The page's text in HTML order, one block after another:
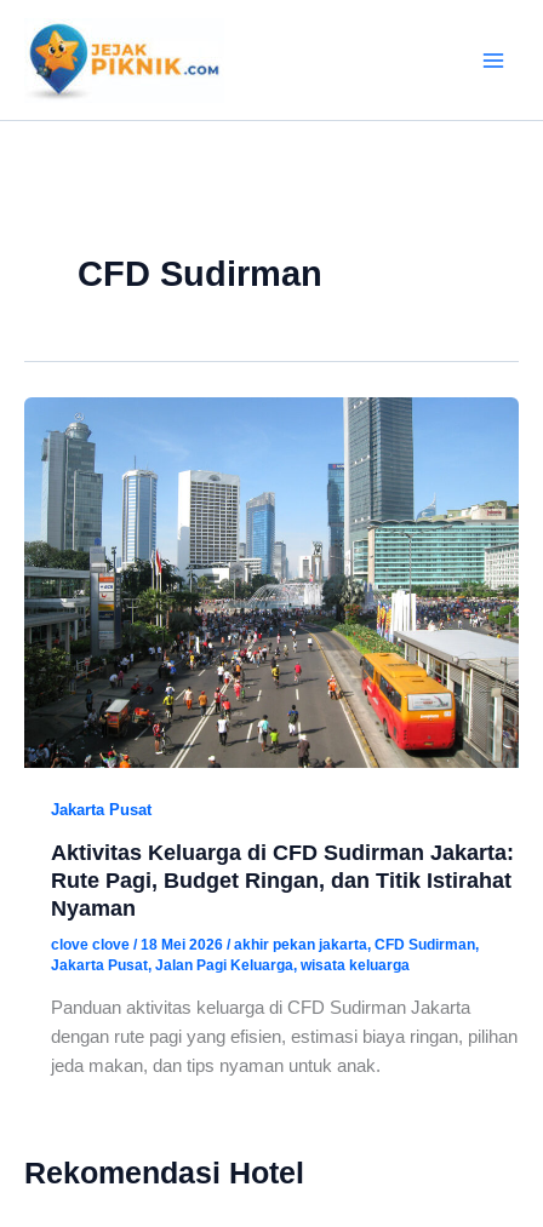
konten
CFD Sudirman
Jakarta Pusat
Aktivitas Keluarga di CFD Sudirman Jakarta:
Rute Pagi, Budget Ringan, dan Titik Istirahat
Nyaman
clove clove /18 Mei 2026 /akhir pekan jakarta, CFD Sudirman,
Jakarta Pusat, Jalan Pagi Keluarga, wisata keluarga
Panduan aktivitas keluarga di CFD Sudirman Jakarta
dengan rute pagi yang efisien, estimasi biaya ringan, pilihan
jeda makan, dan tips nyaman untuk anak.
Rekomendasi Hotel